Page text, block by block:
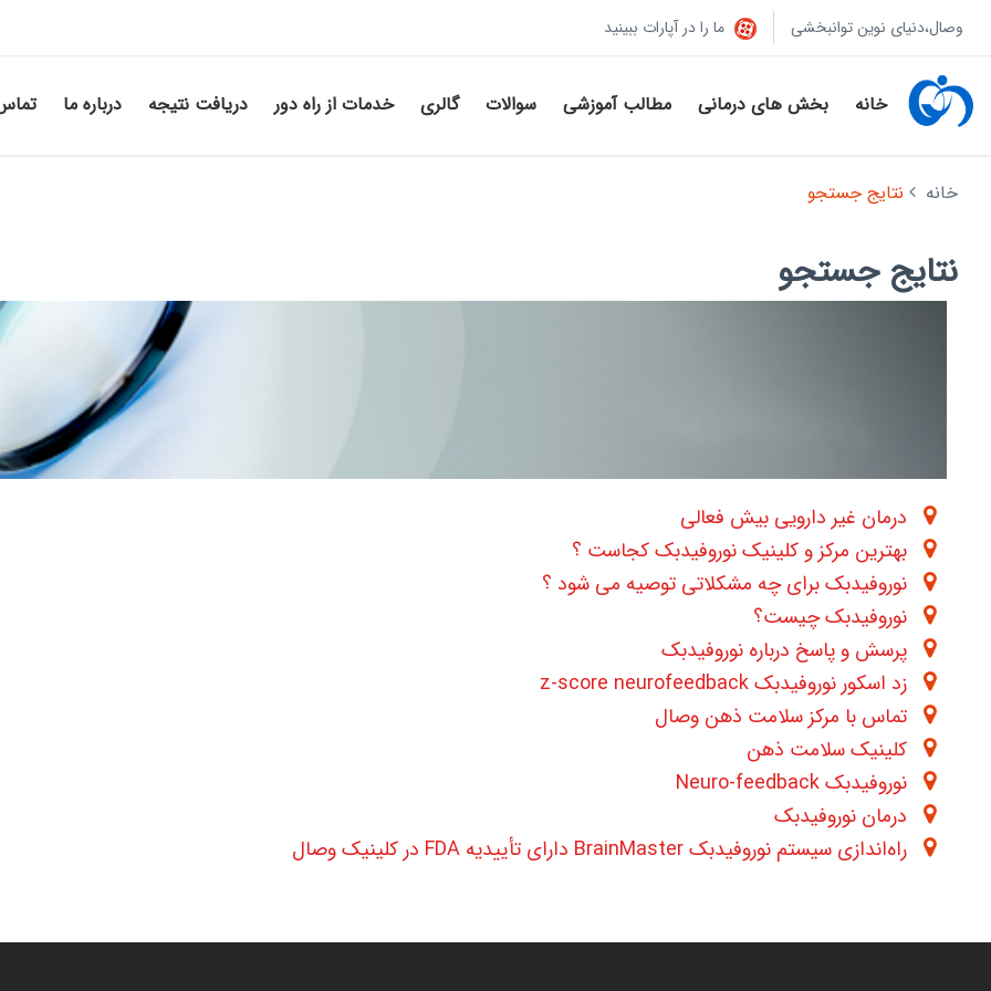
وصال،دنیای نوین توانبخشی ما را در آپارات ببینید
خانه بخش های درمانی مطالب آموزشی سوالات گالری خدمات از راه دور دریافت نتیجه درباره ما
خانه نتایج جستجو
نتایج جستجو
درمان غیر دارویی بیش فعالی
بهترین مرکز و کلینیک نوروفیدبک کجاست ؟
نوروفیدبک برای چه مشکلاتی توصیه می شود ؟
نوروفیدبک چیست؟
پرسش و پاسخ درباره نوروفیدبک
زد اسکور نوروفیدبک z-score neurofeedback
تماس با مرکز سلامت ذهن وصال
کلینیک سلامت ذهن
نوروفیدبک Neuro-feedback
درمان نوروفیدبک
راه‌اندازی سیستم نوروفیدبک BrainMaster دارای تأییدیه FDA در کلینیک وصال